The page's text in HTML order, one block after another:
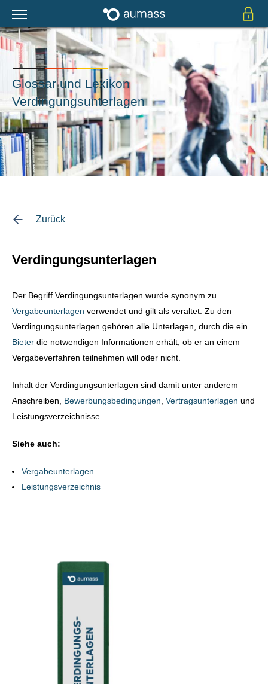
Glossar und Lexikon
Verdingungsunterlagen
Zurück
Verdingungsunterlagen
Der Begriff Verdingungsunterlagen wurde synonym zu
Vergabeunterlagen verwendet und gilt als veraltet. Zu den
Verdingungsunterlagen gehören alle Unterlagen, durch die ein
Bieter die notwendigen Informationen erhält, ob er an einem
Vergabeverfahren teilnehmen will oder nicht.
Inhalt der Verdingungsunterlagen sind damit unter anderem
Anschreiben, Bewerbungsbedingungen Vertragsunterlagen und
Leistungsverzeichnisse.
Siehe auch:
Vergabeunterlagen
Leistungsverzeichnis